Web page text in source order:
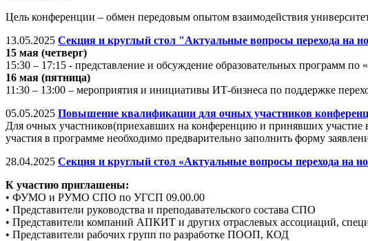
Цель конференции – обмен передовым опытом взаимодействия
13.05.2025 Секция и круглый стол "Актуальные вопросы перехода на
15 мая (четверг)
15:30 – 17:15 - представление и обсуждение образовательных программ
16 мая (пятница)
11:30 – 13:00 – мероприятия и инициативы ИТ-бизнеса по поддержке
05.05.2025 Повышение квалификации для очных участников
Для очных участников(приехавших на конференцию и принявших
участия в программе необходимо предварительно заполнить форму
28.04.2025 Секция и круглый стол «Актуальные вопросы перехода на
К участию приглашены:
• ФУМО и РУМО СПО по УГСП 09.00.00
• Представители руководства и преподавательского состава СПО
• Представители компаний АПКИТ и других отраслевых ассоциаций,
• Представители рабочих групп по разработке ПООП, КОД